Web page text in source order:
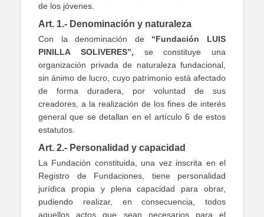
de los jóvenes.
Art. 1.- Denominación y naturaleza
Con la denominación de “Fundación LUIS
PINILLA SOLIVERES”, se constituye una
organización privada de naturaleza fundacional,
sin ánimo de lucro, cuyo patrimonio está afectado
de forma duradera, por voluntad de sus
creadores, a la realización de los fines de interés
general que se detallan en el artículo 6 de estos
estatutos.
Art. 2.- Personalidad y capacidad
La Fundación constituida, una vez inscrita en el
Registro de Fundaciones, tiene personalidad
jurídica propia y plena capacidad para obrar,
pudiendo realizar, en consecuencia, todos
aquellos actos que sean necesarios para el